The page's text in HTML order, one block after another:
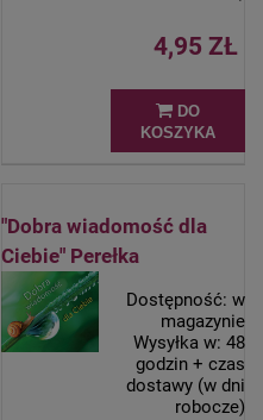
4,95 ZŁ
DO
KOSZYKA
"Dobra wiadomość dla
Ciebie" Perełka
Dostępność: w
magazynie
Wysyłka w: 48
godzin + czas
dostawy (w dni
robocze)